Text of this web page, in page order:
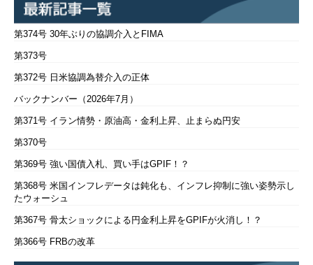
第374号 30年ぶりの協調介入とFIMA
第373号
第372号 日米協調為替介入の正体
バックナンバー（2026年7月）
第371号 イラン情勢・原油高・金利上昇、止まらぬ円安
第370号
第369号 強い国債入札、買い手はGPIF！？
第368号 米国インフレデータは鈍化も、インフレ抑制に強い姿勢示し
たウォーシュ
第367号 骨太ショックによる円金利上昇をGPIFが火消し！？
第366号 FRBの改革